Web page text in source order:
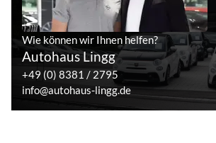
Wie können wir Ihnen helfen?
Autohaus Lingg
+49 (0) 8381 / 2795
info@autohaus-lingg.de